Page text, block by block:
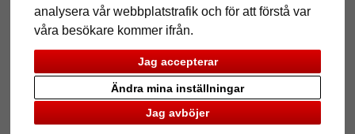
analysera vår webbplatstrafik och för att förstå var
våra besökare kommer ifrån.
Jag accepterar
Jag avböjer
Ändra mina inställningar
Tillbaka